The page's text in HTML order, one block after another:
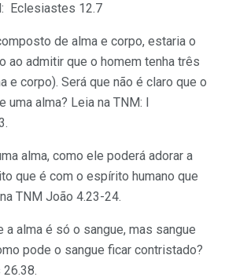
Eclesiastes 12.7
de alma e corpo, estaria o
ao admitir que o homem tenha três
e corpo). Será que não é claro que o
alma? Leia na TNM: I
alma, como ele poderá adorar a
que é com o espírito humano que
TNM João 4.23-24.
a alma é só o sangue, mas sangue
pode o sangue ficar contristado?
26.38.